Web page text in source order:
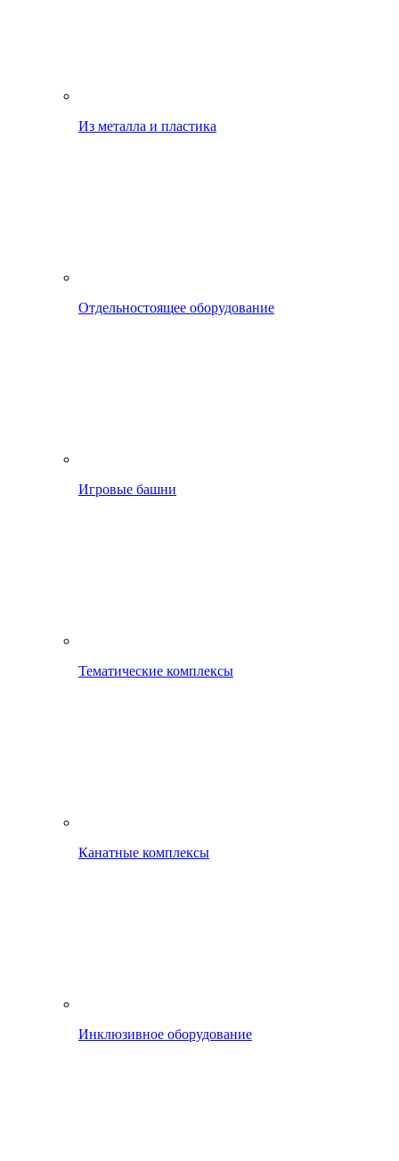
Из металла и пластика
Отдельностоящее оборудование
Игровые башни
Тематические комплексы
Канатные комплексы
Инклюзивное оборудование